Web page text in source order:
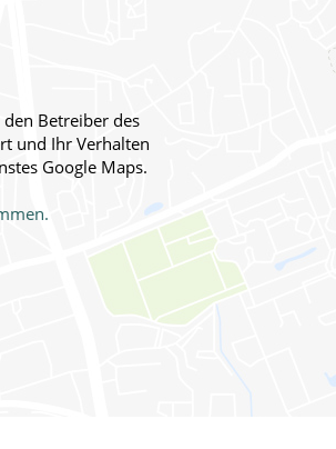
Betreiber des
und Ihr Verhalten
Google Maps.